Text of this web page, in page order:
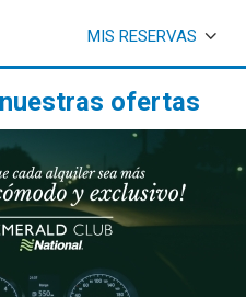
MIS RESERVAS
ofertas